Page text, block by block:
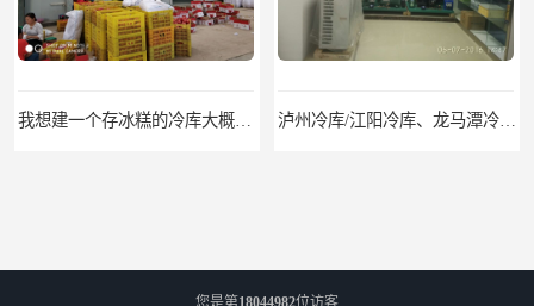
您是第18044982位访客